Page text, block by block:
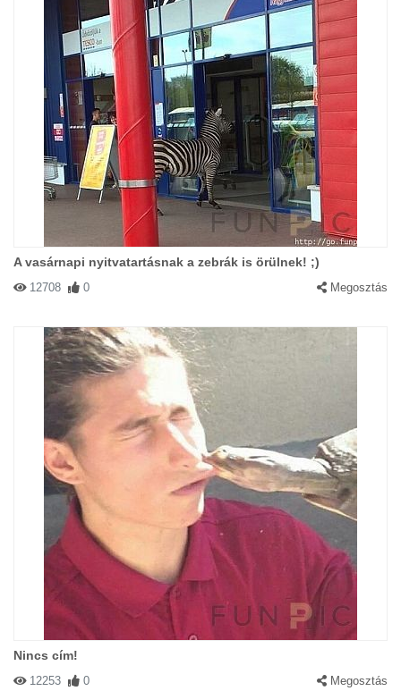
A vasárnapi nyitvatartásnak a zebrák is örülnek! ;)
12708 0 Megosztás
Nincs cím!
12253 0 Megosztás